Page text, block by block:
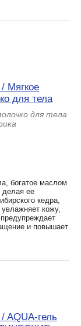
Мягкое
для тела
для тела
богатое маслом
делая ее
кедра,
кожу,
и повышает
AQUA-гель